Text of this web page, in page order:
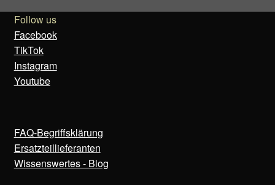
Follow us
Facebook
TikTok
Instagram
Youtube
FAQ-Begriffsklärung
Ersatzteillieferanten
Wissenswertes - Blog